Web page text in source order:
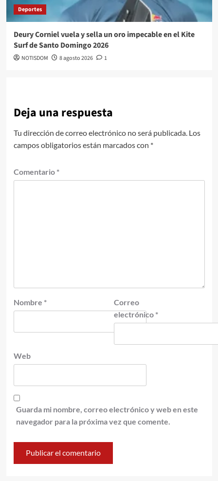
Deportes
Deury Corniel vuela y sella un oro impecable en el Kite
Surf de Santo Domingo 2026
NOTISDOM 8 agosto 2026 1
Deja una respuesta
Tu dirección de correo electrónico no será publicada. Los
campos obligatorios están marcados con *
Comentario *
Nombre *
Correo
electrónico *
Web
Guarda mi nombre, correo electrónico y web en este
navegador para la próxima vez que comente.